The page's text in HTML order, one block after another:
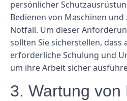
persönlicher
Bedienen von Maschinen
Notfall. Um dieser
sollten Sie sicherstellen, dass
erforderliche Schulung und
um ihre Arbeit sicher
3. Wartung von